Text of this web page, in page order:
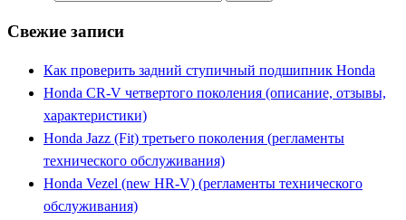
Свежие записи
Как проверить задний ступичный подшипник Honda
Honda CR-V четвертого поколения (описание, отзывы,
характеристики)
Honda Jazz (Fit) третьего поколения (регламенты
технического обслуживания)
Honda Vezel (new HR-V) (регламенты технического
обслуживания)